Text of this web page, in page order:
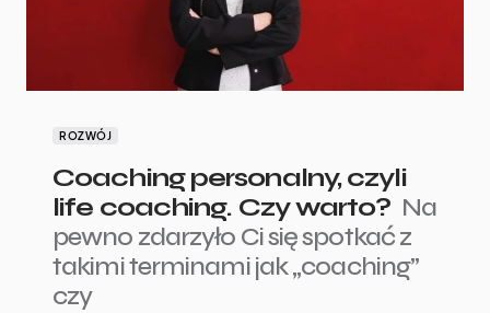
ROZWÓJ
Coaching personalny, czyli
life coaching. Czy warto? Na
pewno zdarzyło Ci się spotkać z
takimi terminami jak „coaching”
czy